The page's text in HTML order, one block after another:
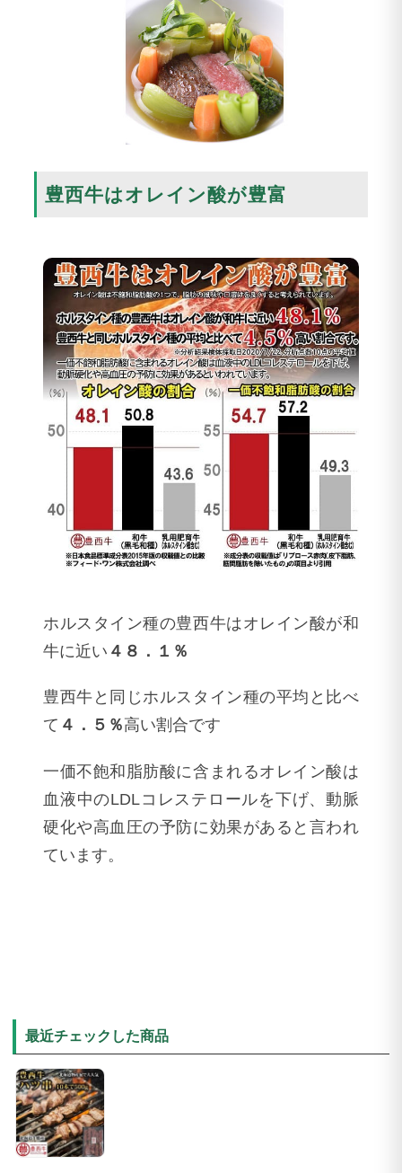
豊西牛はオレイン酸が豊富
ホルスタイン種の豊西牛はオレイン酸が和
牛に近い ４８．１％
豊西牛と同じホルスタイン種の平均と比べ
て ４．５％高い割合です
一価不飽和脂肪酸に含まれるオレイン酸は
血液中のLDLコレステロールを下げ、動脈
硬化や高血圧の予防に効果があると言われ
ています。
最近チェックした商品